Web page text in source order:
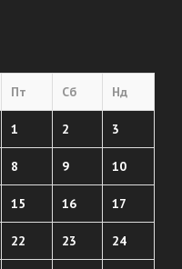
Пт Сб Нд
1 2 3
8 9 10
15 16 17
22 23 24